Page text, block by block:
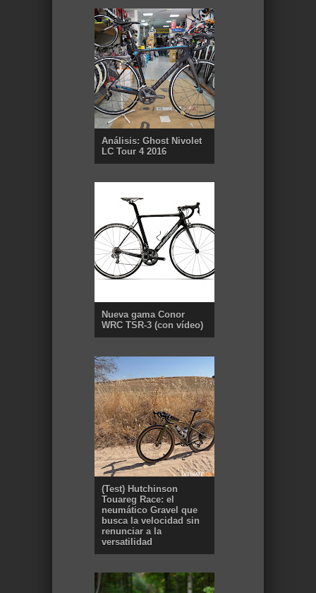
Análisis: Ghost Nivolet
LC Tour 4 2016
Nueva gama Conor
WRC TSR-3 (con vídeo)
(Test) Hutchinson
Touareg Race: el
neumático Gravel que
busca la velocidad sin
renunciar a la
versatilidad